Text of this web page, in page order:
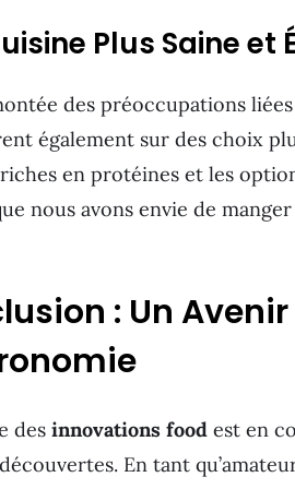
Plus Saine et
des préoccupations
également sur des choix
en protéines et les
nous avons envie de
: Un
des innovations food est en
En tant